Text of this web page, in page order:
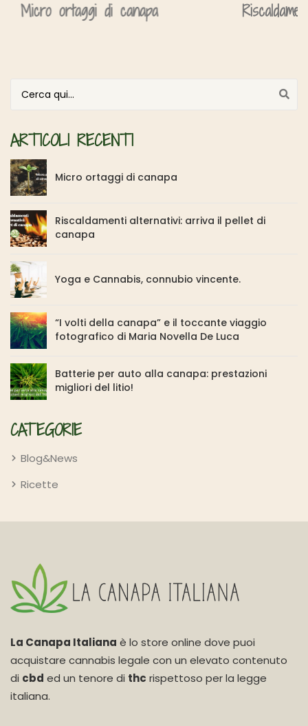
Riscaldamenti alternativi: arriva il pellet di canapa
ARTICOLI RECENTI
Micro ortaggi di canapa
Riscaldamenti alternativi: arriva il pellet di
canapa
Yoga e Cannabis, connubio vincente.
“I volti della canapa” e il toccante viaggio
fotografico di Maria Novella De Luca
Batterie per auto alla canapa: prestazioni
migliori del litio!
CATEGORIE
Blog&News
Ricette
La Canapa Italiana è lo store online dove puoi
acquistare cannabis legale con un elevato contenuto
di cbd ed un tenore di thc rispettoso per la legge
italiana.